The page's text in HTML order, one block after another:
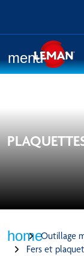
menu
homeOutillage
Fers et